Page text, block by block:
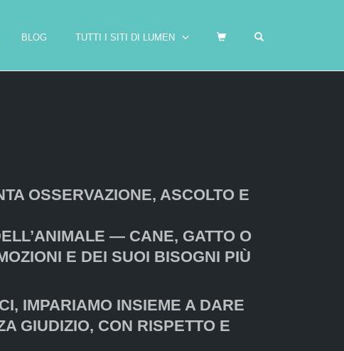
BLOG TUTTI I SITI DI LUMEN
OSSERVAZIONE, ASCOLTO E
— CANE, GATTO O
E DEI SUOI BISOGNI PIÙ
IMPARIAMO INSIEME A DARE
GIUDIZIO, CON RISPETTO E